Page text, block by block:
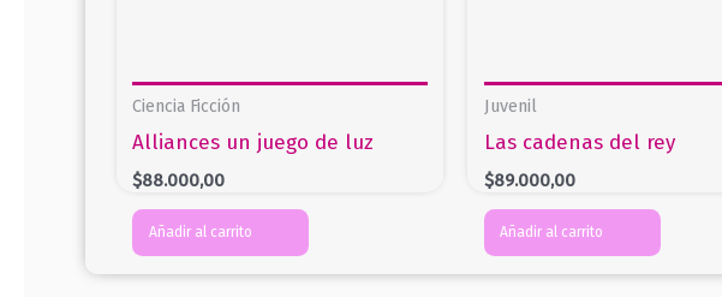
Ciencia Ficción
Alliances un juego de luz
$88.000,00
Añadir al carrito
Juvenil
Las cadenas del rey
$89.000,00
Añadir al carrito